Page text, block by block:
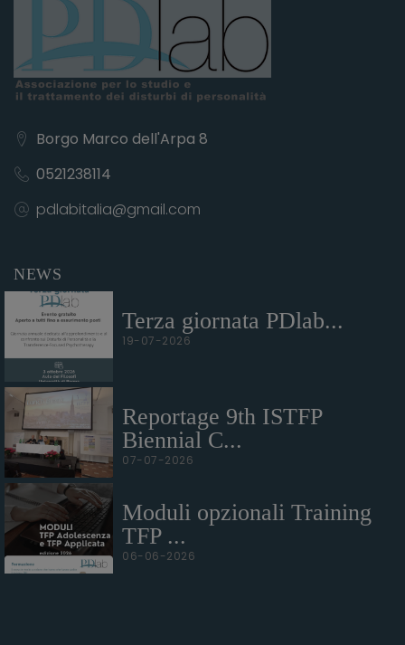
Borgo Marco dell'Arpa 8
0521238114
pdlabitalia@gmail.com
NEWS
Terza giornata PDlab...
19-07-2026
Reportage 9th ISTFP
Biennial C...
07-07-2026
Moduli opzionali Training
TFP ...
06-06-2026